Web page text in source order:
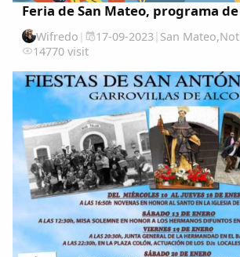
Feria de San Mateo, programa
Wifredo | 17-09-2023| San Mateo,
14770 visit